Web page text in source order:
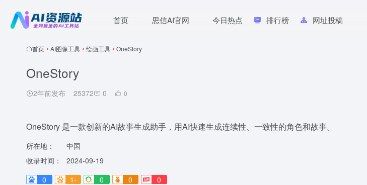
首页 思信AI官网 今日热点 排行榜 网址投稿
首页 • AI图像工具 • 绘画工具 • OneStory
OneStory
2年前发布 25372 0 0
OneStory 是一款创新的AI故事生成助手，用AI快速生成连续性、一致性的角色和故事。
所在地：
中国
收录时间：
2024-09-19
0
1- 0 0 0